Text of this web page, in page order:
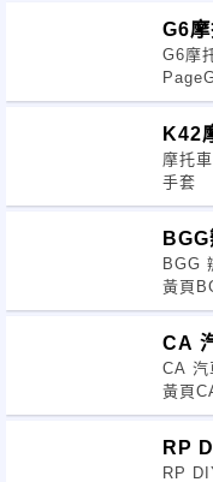
G6
G6摩
K42
摩托
手套
BGG
黃頁
CA
CA 汽
黃頁
RP
RP